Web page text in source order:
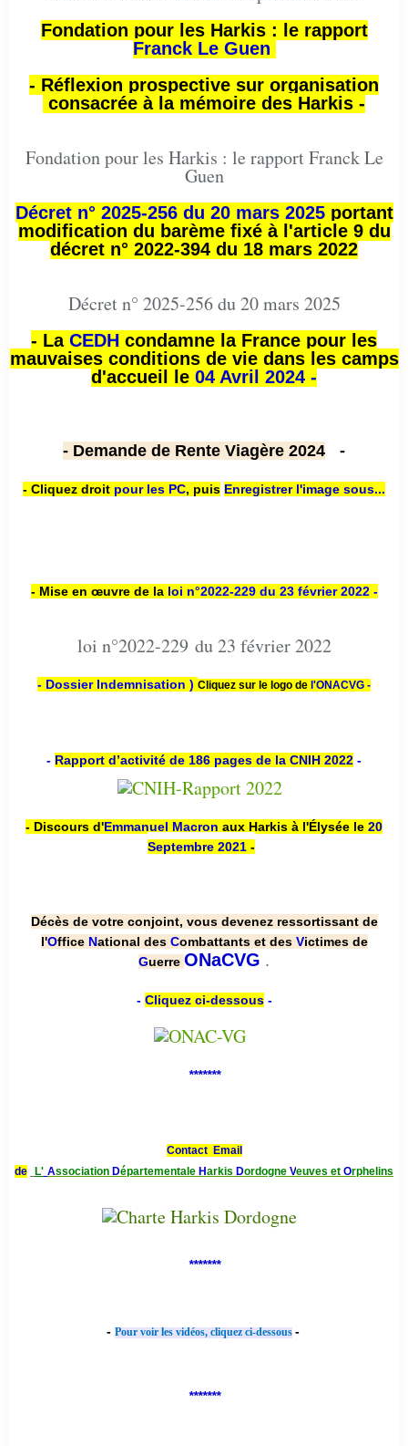
Fondation pour les Harkis : le rapport
Franck Le Guen
- Réflexion prospective sur organisation
consacrée à la mémoire des Harkis -
Fondation pour les Harkis : le rapport Franck Le
Guen
Décret n° 2025-256 du 20 mars 2025portant
modification du barème fixé à l'article 9 du
décret n° 2022-394 du 18 mars 2022
Décret n° 2025-256 du 20 mars 2025
- La CEDH condamne la France pour les
mauvaises conditions de vie dans les camps
d'accueil le 04 Avril 2024 -
- Demande de Rente Viagère 2024 -
- Cliquez droit pour les PC, puis Enregistrer l'image sous...
- Mise en œuvre de la loi n°2022-229 du 23 février 2022 -
loi n°2022-229 du 23 février 2022
- Dossier Indemnisation ) Cliquez sur le logo de l'ONACVG -
- Rapport d’activité de 186 pages de la CNIH 2022 -
- Discours d'Emmanuel Macron aux Harkis à l'Élysée le 20
Septembre 2021 -
Décès de votre conjoint, vous devenez ressortissant de
l'Office National des Combattants et des Victimes de
Guerre ONaCVG .
- Cliquez ci-dessous-
*******
Contact Email
de
L' Association Départementale Harkis Dordogne Veuves et Orphelins
*******
- Pour voir les vidéos, cliquez ci-dessous -
*******